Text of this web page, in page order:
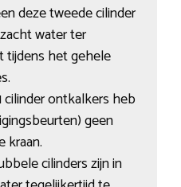
deze tweede cilinder
water ter
tijdens het gehele
cilinder ontkalkers heb
geen
kraan.
cilinders zijn in